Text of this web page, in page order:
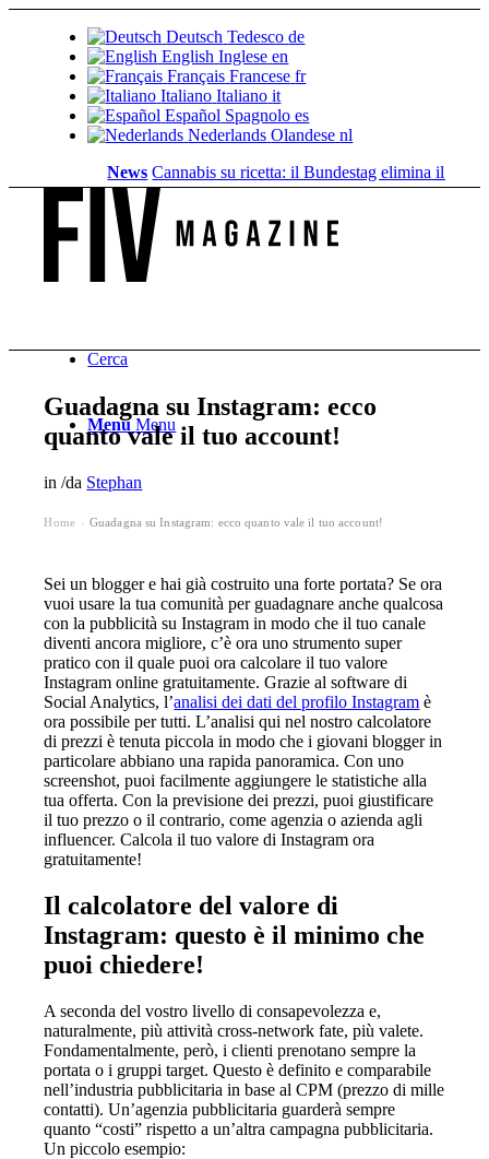
Deutsch Tedesco de
English Inglese en
Français Francese fr
Italiano Italiano it
Español Spagnolo es
Nederlands Olandese nl
News Cannabis su ricetta: il Bundestag elimina il...Valore
Cerca
Menu Menu
Guadagna su Instagram: ecco
quanto vale il tuo account!
in/da Stephan
Home Guadagna su Instagram: ecco quanto vale il tuo account!
Sei un blogger e hai già costruito una forte portata? Se ora
vuoi usare la tua comunità per guadagnare anche qualcosa
con la pubblicità su Instagram in modo che il tuo canale
diventi ancora migliore, c’è ora uno strumento super
pratico con il quale puoi ora calcolare il tuo valore
Instagram online gratuitamente. Grazie al software di
Social Analytics, l’analisi dei dati del profilo Instagram è
ora possibile per tutti. L’analisi qui nel nostro calcolatore
di prezzi è tenuta piccola in modo che i giovani blogger in
particolare abbiano una rapida panoramica. Con uno
screenshot, puoi facilmente aggiungere le statistiche alla
tua offerta. Con la previsione dei prezzi, puoi giustificare
il tuo prezzo o il contrario, come agenzia o azienda agli
influencer. Calcola il tuo valore di Instagram ora
gratuitamente!
Il calcolatore del valore di
Instagram: questo è il minimo che
puoi chiedere!
A seconda del vostro livello di consapevolezza e,
naturalmente, più attività cross-network fate, più valete.
Fondamentalmente, però, i clienti prenotano sempre la
portata o i gruppi target. Questo è definito e comparabile
nell’industria pubblicitaria in base al CPM (prezzo di mille
contatti). Un’agenzia pubblicitaria guarderà sempre
quanto “costi” rispetto a un’altra campagna pubblicitaria.
Un piccolo esempio: